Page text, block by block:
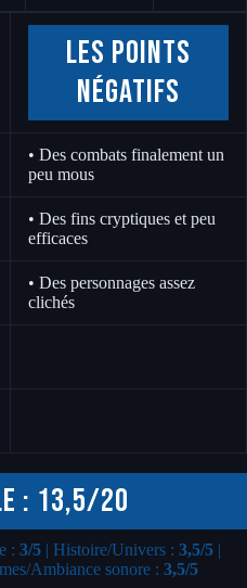
Les points
négatifs
• Des combats finalement un
peu mous
• Des fins cryptiques et peu
efficaces
• Des personnages assez
clichés
: 13,5/20
: 3/5| Histoire/Univers : 3,5/5|
Ambiance sonore : 3,5/5